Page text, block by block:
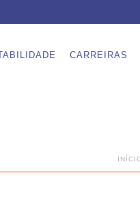
CARREIRAS